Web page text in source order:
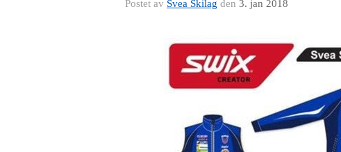
Postet av Svea Skilag den 3. jan 2018